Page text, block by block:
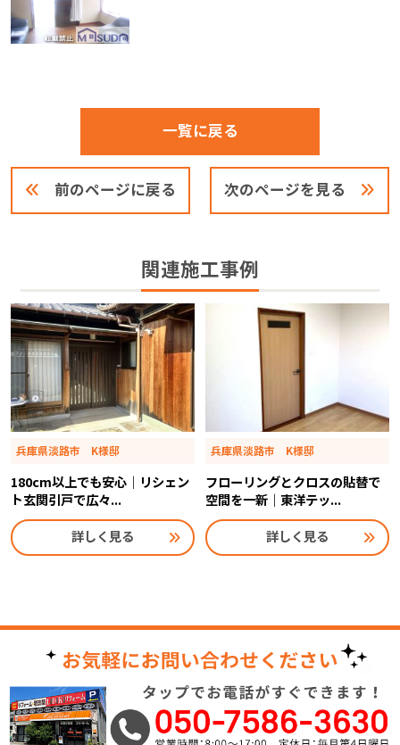
前のページに戻る
一覧に戻る
次のページを見る
関連施工事例
兵庫県淡路市 K様邸
180cm以上でも安心｜リシェン
ト玄関引戸で広々...
詳しく見る
兵庫県淡路市 K様邸
フローリングとクロスの貼替で
空間を一新｜東洋テッ...
詳しく見る